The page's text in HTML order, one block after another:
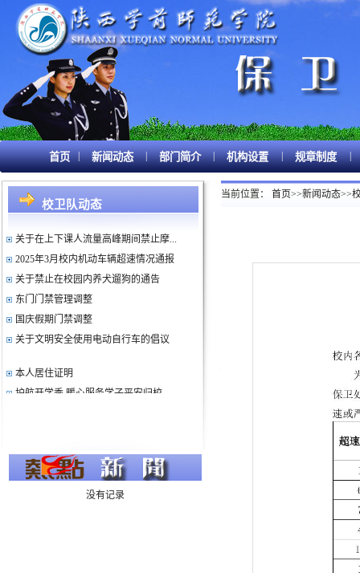
首页 | 新闻动态 | 部门简介 | 机构设置 | 规章制度 |
校卫队动态
本人居住证明
护航开学季 暖心服务学子平安归校
筑牢安全防线 共建平安校园
2025年4月校内机动车辆超速情况通报
关于在上下课人流量高峰期间禁止摩...
2025年3月校内机动车辆超速情况通报
关于禁止在校园内养犬遛狗的通告
东门门禁管理调整
国庆假期门禁调整
关于文明安全使用电动自行车的倡议
本人居住证明
护航开学季 暖心服务学子平安归校
2025年3月校内机动车辆超速情况通报
关于禁止在校园内养犬遛狗的通告
没有记录
当前位置： 首页>>新闻动态>>